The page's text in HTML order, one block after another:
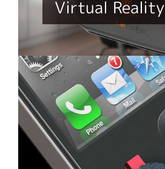
Virtual Reality